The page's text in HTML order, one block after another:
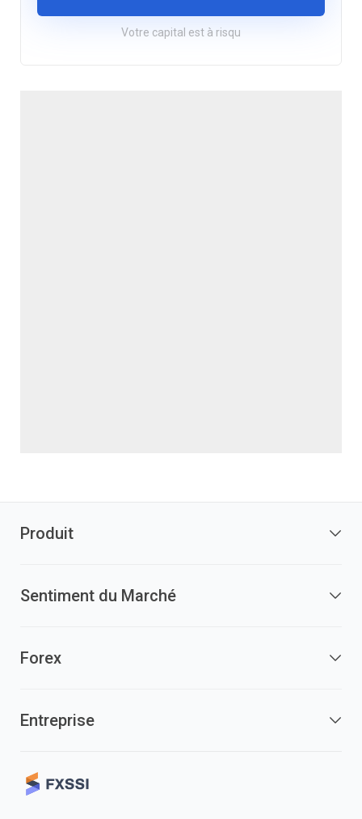
Votre capital est à risqu
Produit
Sentiment du Marché
Forex
Entreprise